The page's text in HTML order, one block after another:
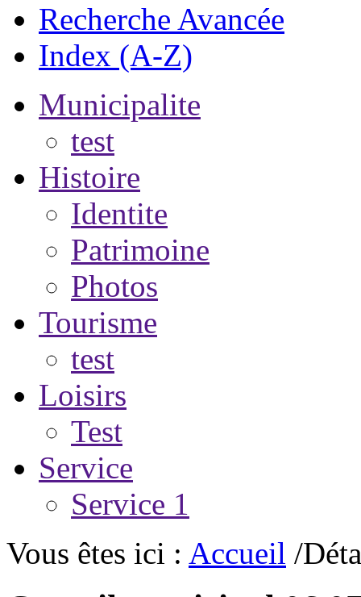
Recherche Avancée
Index (A-Z)
Municipalite
test
Histoire
Identite
Patrimoine
Photos
Tourisme
test
Loisirs
Test
Service
Service 1
Vous êtes ici : Accueil /